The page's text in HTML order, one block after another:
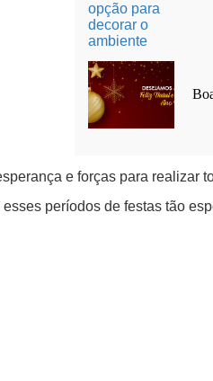
e forças para realizar
períodos de festas tão